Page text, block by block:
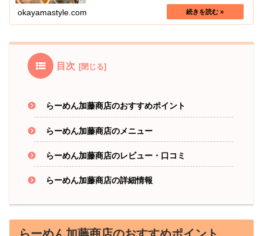
ラーメン愛好家から根強い支持を受...
okayamastyle.com
目次
らーめん加藤商店のおすすめポイント
らーめん加藤商店のメニュー
らーめん加藤商店のレビュー・口コミ
らーめん加藤商店の詳細情報